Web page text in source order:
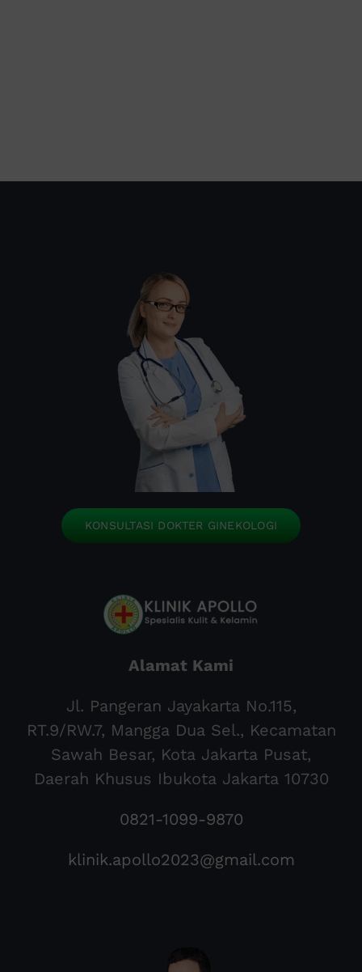
KONSULTASI DOKTER GINEKOLOGI
Alamat Kami
Jl. Pangeran Jayakarta No.115,
RT.9/RW.7, Mangga Dua Sel., Kecamatan
Sawah Besar, Kota Jakarta Pusat,
Daerah Khusus Ibukota Jakarta 10730
0821-1099-9870
klinik.apollo2023@gmail.com